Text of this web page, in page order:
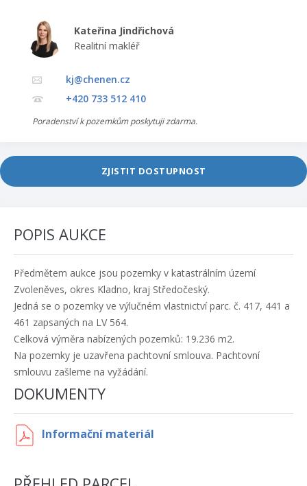
Kateřina Jindřichová
Realitní makléř
kj@chenen.cz
+420 733 512 410
Poradenství k pozemkům poskytuji zdarma.
ZJISTIT DOSTUPNOST
POPIS AUKCE
Předmětem aukce jsou pozemky v katastrálním území
Zvoleněves, okres Kladno, kraj Středočeský.
Jedná se o pozemky ve výlučném vlastnictví parc. č. 417, 441 a
461 zapsaných na LV 564.
Celková výměra nabízených pozemků: 19.236 m2.
Na pozemky je uzavřena pachtovní smlouva. Pachtovní
smlouvu zašleme na vyžádání.
DOKUMENTY
Informační materiál